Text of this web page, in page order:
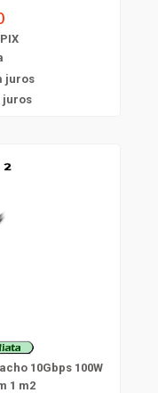
juros
juros
10Gbps 100W
1 m2